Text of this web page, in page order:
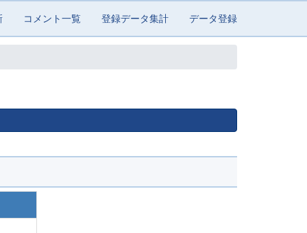
コメント一覧 登録データ集計 データ登録